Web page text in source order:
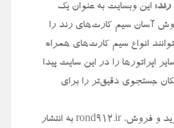
این وبسایت به عنوان یک
آسان سیم کارت‌های رند را
انواع سیم کارت‌های همراه
کدهای مختلف ۰۹۱۲ و سایر اپراتورها را در این سایت پیدا
جستجوی دقیق‌تر را برای
علاوه بر خرید و فروش، rond912.ir به انتشار